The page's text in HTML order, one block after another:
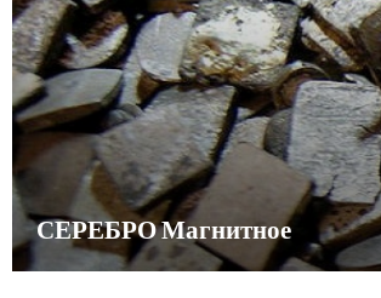
СЕРЕБРО Магнитное